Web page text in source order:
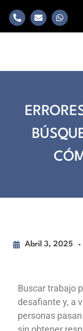
Abril 3, 2025
Buscar trabajo
desafiante y, a
personas